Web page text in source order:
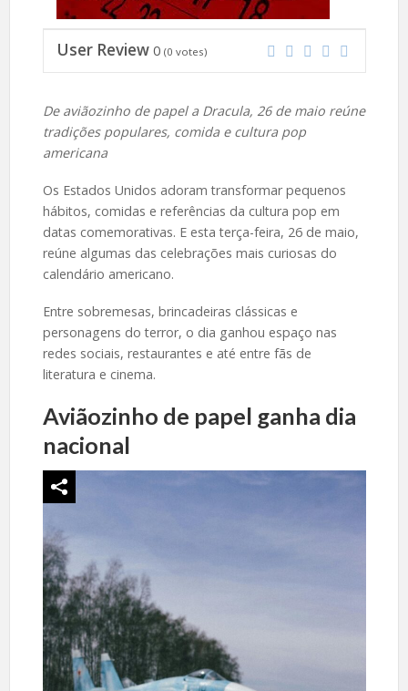
User Review 0 (0 votes)
De aviãozinho de papel a Dracula, 26 de maio reúne
tradições populares, comida e cultura pop
americana
Os Estados Unidos adoram transformar pequenos
hábitos, comidas e referências da cultura pop em
datas comemorativas. E esta terça-feira, 26 de maio,
reúne algumas das celebrações mais curiosas do
calendário americano.
Entre sobremesas, brincadeiras clássicas e
personagens do terror, o dia ganhou espaço nas
redes sociais, restaurantes e até entre fãs de
literatura e cinema.
Aviãozinho de papel ganha dia
nacional